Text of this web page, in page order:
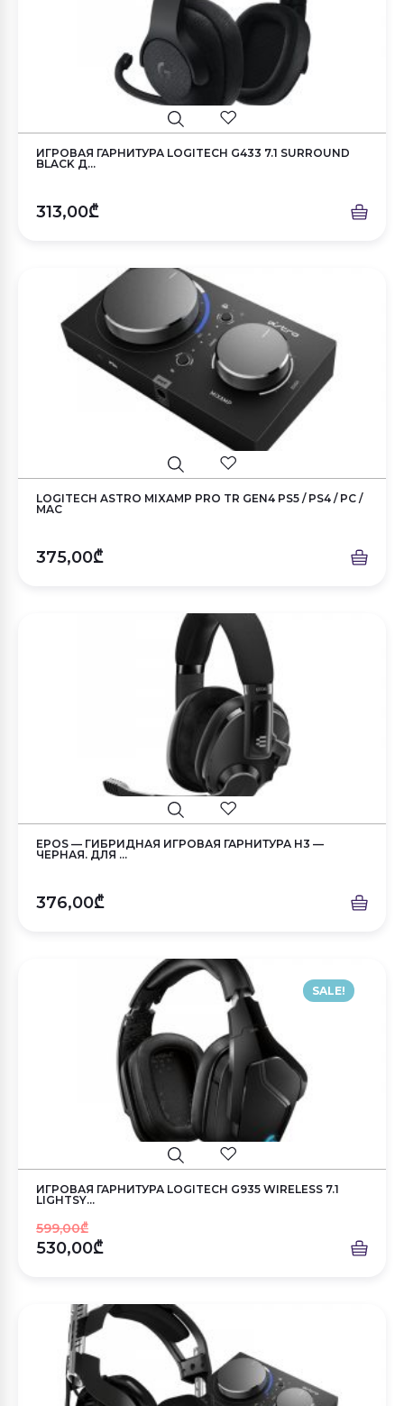
ИГРОВАЯ ГАРНИТУРА LOGITECH G433 7.1 SURROUND
BLACK Д...
313,00₾
LOGITECH ASTRO MIXAMP PRO TR GEN4 PS5 / PS4 / PC /
MAC
375,00₾
EPOS — ГИБРИДНАЯ ИГРОВАЯ ГАРНИТУРА H3 —
ЧЕРНАЯ. ДЛЯ ...
376,00₾
SALE!
ИГРОВАЯ ГАРНИТУРА LOGITECH G935 WIRELESS 7.1
LIGHTSY...
599,00₾
530,00₾